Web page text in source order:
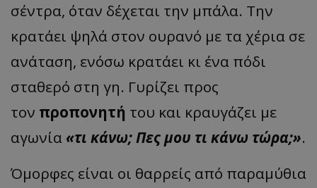
σέντρα, όταν δέχεται την μπάλα. Την
κρατάει ψηλά στον ουρανό με τα χέρια σε
ανάταση, ενόσω κρατάει κι ένα πόδι
σταθερό στη γη. Γυρίζει προς
τον προπονητή του και κραυγάζει με
αγωνία «τι κάνω; Πες μου τι κάνω τώρα;».
Όμορφες είναι οι θαρρείς από παραμύθια